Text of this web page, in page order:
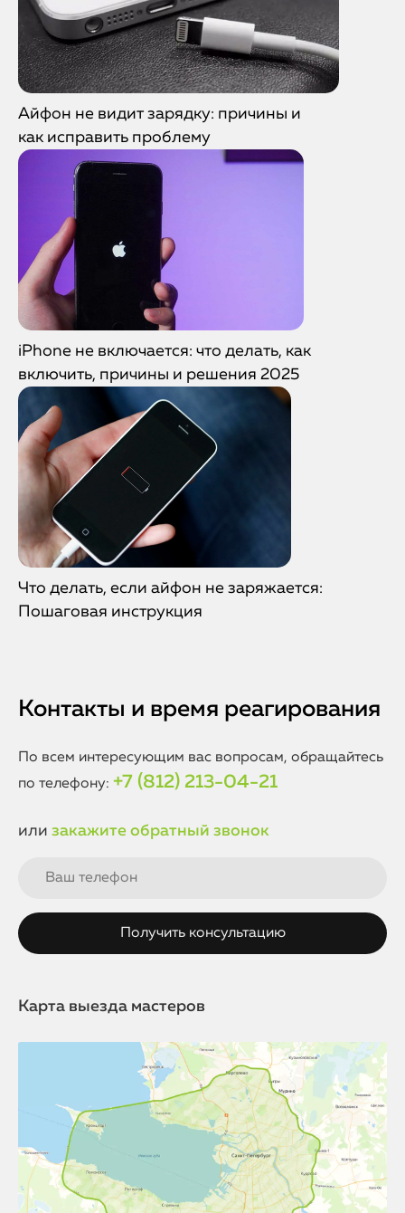
Айфон не видит зарядку: причины и
как исправить проблему
iPhone не включается: что делать, как
включить, причины и решения 2025
Что делать, если айфон не заряжается:
Пошаговая инструкция
Контакты и время реагирования
По всем интересующим вас вопросам, обращайтесь
по телефону: +7 (812) 213-04-21
или закажите обратный звонок
Карта выезда мастеров